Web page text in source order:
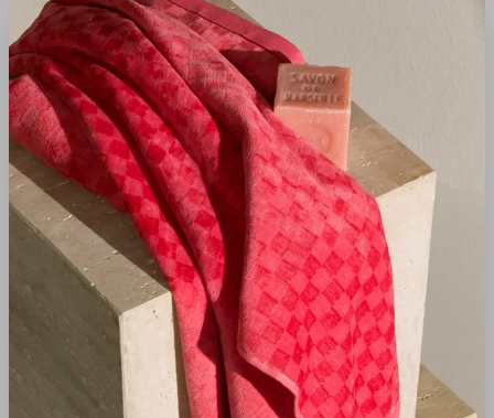
QUALITÄT
Seit 1927 werden unsere
Handtücher mit
Handwerkskunst in
Deutschland gefertigt.
VERANTWORTUNG
Wir handeln
umweltbewusst – heute
und für morgen.